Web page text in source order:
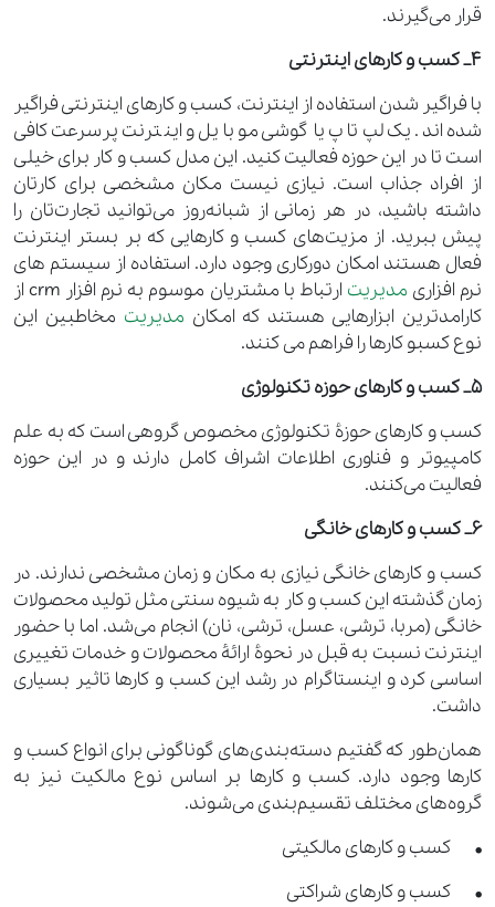
قرار می‌گیرند.
4_ کسب ‌و‌ کارهای اینترنتی
با فراگیر شدن استفاده از اینترنت، کسب ‌و‌ کارهای اینترنتی فراگیر
شده‌اند. یک لپ‌تاپ یا گوشی موبایل و اینترنت پرسرعت کافی
است تا در این حوزه فعالیت کنید. این مدل کسب ‌و‌ کار برای خیلی
از افراد جذاب است. نیازی نیست مکان مشخصی برای کارتان
داشته باشید، در هر زمانی از شبانه‌روز می‌توانید تجارت‌تان را
پیش ببرید. از مزیت‌های کسب ‌و‌ کارهایی که بر بستر اینترنت
فعال هستند امکان دورکاری وجود دارد. استفاده از سیستم های
نرم افزاری مدیریت
ارتباط با مشتریان موسوم به نرم افزار crm از
کارامدترین ابزارهایی هستند که امکان مدیریت مخاطبین این
نوع کسبو کارها را فراهم می کنند.
5_ کسب ‌و‌ کارهای حوزه تکنولوژی
کسب ‌و‌ کارهای حوزۀ تکنولوژی مخصوص گروهی است که به علم
کامپیوتر و فناوری اطلاعات اشراف کامل دارند و در این حوزه
فعالیت می‌کنند.
6_ کسب ‌و‌ کارهای خانگی
کسب ‌و‌ کارهای خانگی نیازی به مکان و زمان مشخصی ندارند. در
زمان گذشته این کسب ‌و‌ کار به شیوه سنتی مثل تولید محصولات
خانگی (مربا، ترشی، عسل، ترشی، نان) انجام می‌شد. اما با حضور
اینترنت نسبت به قبل در نحوۀ ارائۀ محصولات و خدمات‌ تغییری
اساسی کرد و اینستاگرام در رشد این کسب ‌و‌ کارها تاثیر بسیاری
داشت.
همان‌طور که گفتیم دسته‌بندی‌های گوناگونی برای انواع کسب ‌و‌
کارها وجود دارد. کسب ‌و‌ کارها بر اساس نوع مالکیت نیز به
گروه‌های مختلف تقسیم‌بندی می‌شوند.
• کسب ‌و‌ کارهای مالکیتی
• کسب ‌و‌ کارهای شراکتی